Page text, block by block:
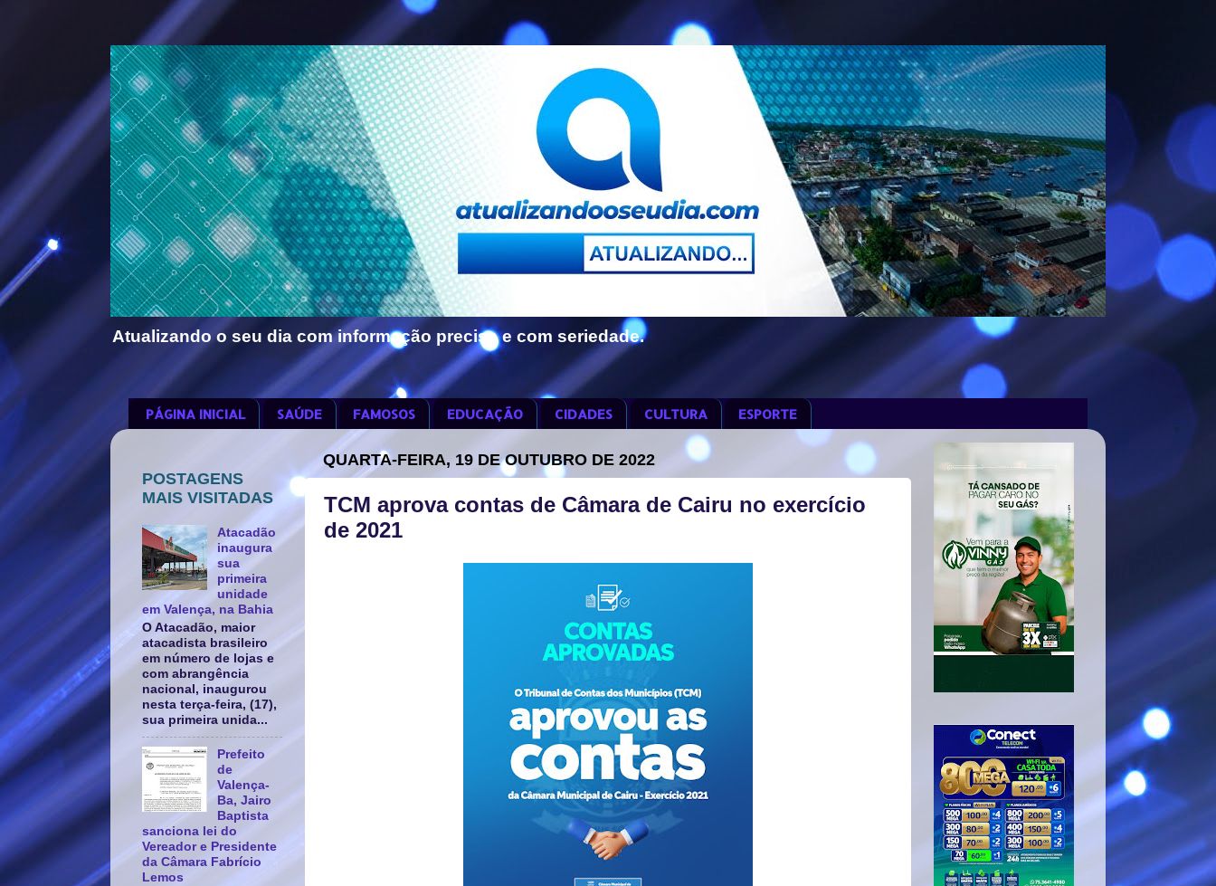
Atualizando o seu dia com informação precisa e com seriedade.
PÁGINA INICIAL SAÚDE FAMOSOS EDUCAÇÃO CIDADES CULTURA ESPORTE
QUARTA-FEIRA, 19 DE OUTUBRO DE 2022
TCM aprova contas de Câmara de Cairu no exercício
de 2021
POSTAGENS
MAIS VISITADAS
Atacadão
inaugura
sua
primeira
unidade
em Valença, na Bahia
O Atacadão, maior
atacadista brasileiro
em número de lojas e
com abrangência
nacional, inaugurou
nesta terça-feira, (17),
sua primeira unida...
Prefeito
de
Valença-
Ba, Jairo
Baptista
sanciona lei do
Vereador e Presidente
da Câmara Fabrício
Lemos